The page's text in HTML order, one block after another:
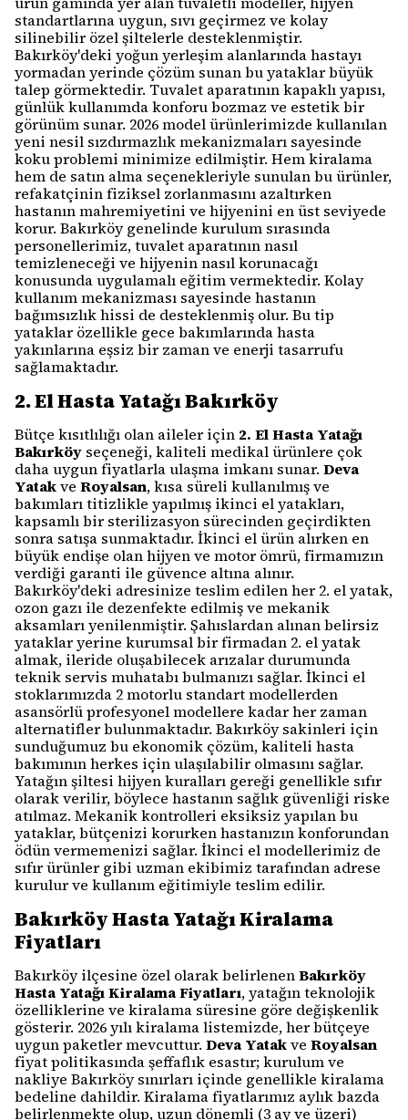
standartlarına uygun, sıvı geçirmez ve kolay
silinebilir özel şiltelerle desteklenmiştir.
Bakırköy'deki yoğun yerleşim alanlarında hastayı
yormadan yerinde çözüm sunan bu yataklar büyük
talep görmektedir. Tuvalet aparatının kapaklı yapısı,
günlük kullanımda konforu bozmaz ve estetik bir
görünüm sunar. 2026 model ürünlerimizde kullanılan
yeni nesil sızdırmazlık mekanizmaları sayesinde
koku problemi minimize edilmiştir. Hem kiralama
hem de satın alma seçenekleriyle sunulan bu ürünler,
refakatçinin fiziksel zorlanmasını azaltırken
hastanın mahremiyetini ve hijyenini en üst seviyede
korur. Bakırköy genelinde kurulum sırasında
personellerimiz, tuvalet aparatının nasıl
temizleneceği ve hijyenin nasıl korunacağı
konusunda uygulamalı eğitim vermektedir. Kolay
kullanım mekanizması sayesinde hastanın
bağımsızlık hissi de desteklenmiş olur. Bu tip
yataklar özellikle gece bakımlarında hasta
yakınlarına eşsiz bir zaman ve enerji tasarrufu
sağlamaktadır.
2. El Hasta Yatağı Bakırköy
Bütçe kısıtlılığı olan aileler için 2. El Hasta Yatağı
Bakırköy seçeneği, kaliteli medikal ürünlere çok
daha uygun fiyatlarla ulaşma imkanı sunar. Deva
Yatakve Royalsan, kısa süreli kullanılmış ve
bakımları titizlikle yapılmış ikinci el yatakları,
kapsamlı bir sterilizasyon sürecinden geçirdikten
sonra satışa sunmaktadır. İkinci el ürün alırken en
büyük endişe olan hijyen ve motor ömrü, firmamızın
verdiği garanti ile güvence altına alınır.
Bakırköy'deki adresinize teslim edilen her 2. el yatak,
ozon gazı ile dezenfekte edilmiş ve mekanik
aksamları yenilenmiştir. Şahıslardan alınan belirsiz
yataklar yerine kurumsal bir firmadan 2. el yatak
almak, ileride oluşabilecek arızalar durumunda
teknik servis muhatabı bulmanızı sağlar. İkinci el
stoklarımızda 2 motorlu standart modellerden
asansörlü profesyonel modellere kadar her zaman
alternatifler bulunmaktadır. Bakırköy sakinleri için
sunduğumuz bu ekonomik çözüm, kaliteli hasta
bakımının herkes için ulaşılabilir olmasını sağlar.
Yatağın şiltesi hijyen kuralları gereği genellikle sıfır
olarak verilir, böylece hastanın sağlık güvenliği riske
atılmaz. Mekanik kontrolleri eksiksiz yapılan bu
yataklar, bütçenizi korurken hastanızın konforundan
ödün vermemenizi sağlar. İkinci el modellerimiz de
sıfır ürünler gibi uzman ekibimiz tarafından adrese
kurulur ve kullanım eğitimiyle teslim edilir.
Bakırköy Hasta Yatağı Kiralama
Fiyatları
Bakırköy ilçesine özel olarak belirlenenBakırköy
Hasta Yatağı Kiralama Fiyatları, yatağın teknolojik
özelliklerine ve kiralama süresine göre değişkenlik
gösterir. 2026 yılı kiralama listemizde, her bütçeye
uygun paketler mevcuttur. Deva Yatakve Royalsan
fiyat politikasında şeffaflık esastır; kurulum ve
nakliye Bakırköy sınırları içinde genellikle kiralama
bedeline dahildir. Kiralama fiyatlarımız aylık bazda
belirlenmekte olup, uzun dönemli (3 ay ve üzeri)